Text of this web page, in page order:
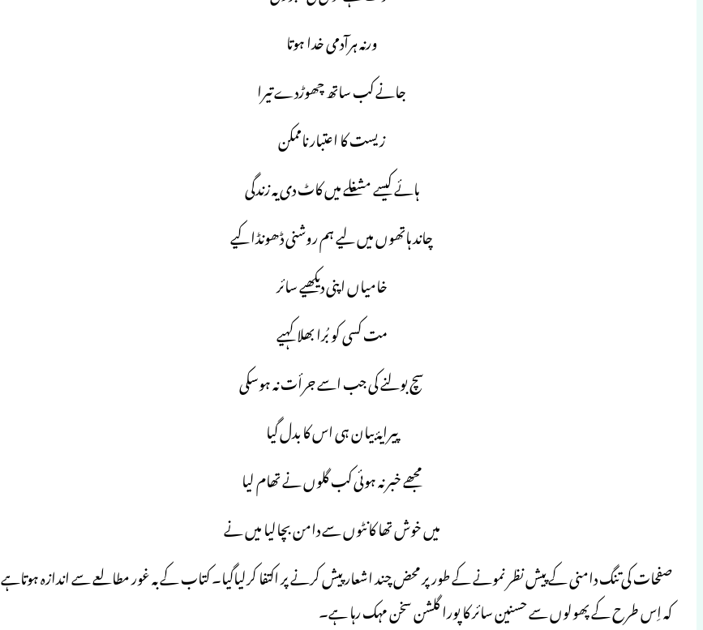
ورنہ ہرآدمی خدا ہوتا
جانے کب ساتھ چھوڑدے تیرا
زیست کا اعتبار ناممکن
ہائے کیسے مشغلے میں کاٹ دی یہ زندگی
چاند ہاتھوں میں لیے ہم روشنی ڈھونڈا کیے
خامیاں اپنی دیکھیے سائر
مت کسی کو بُرا بھلا کہیے
سچ بولنے کی جب اسے جرأت نہ ہوسکی
پیرایۂ بیان ہی اس کا بدل گیا
مجھے خبر نہ ہوئی کب گلوں نے تھام لیا
میں خوش تھا کانٹوں سے دامن بچالیا میں نے
صفحات کی تنگ دامنی کے پیش نظر نمونے کے طورپر محض چند اشعار پیش کرنے پر اکتفا کرلیاگیا۔ کتاب کے بہ غور مطالعے سے اندازہ ہوتاہے
کہ اِس طرح کے پھولوں سے حسنین سائر کا پورا گلشن سخن مہک رہا ہے۔